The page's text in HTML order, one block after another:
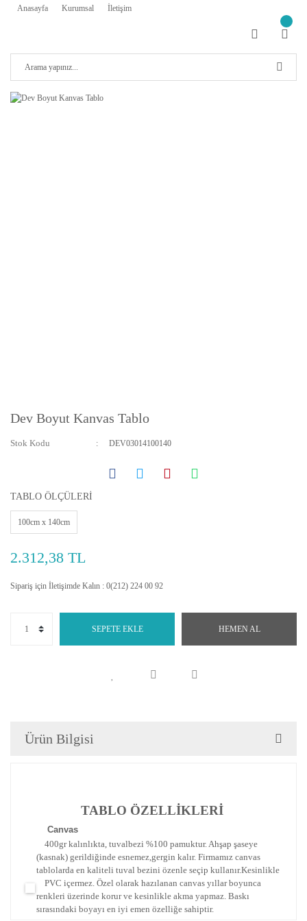
Anasayfa Kurumsal İletişim
Dev Boyut Kanvas Tablo
Stok Kodu DEV03014100140
TABLO ÖLÇÜLERİ
100cm x 140cm
2.312,38 TL
Sipariş için İletişimde Kalın : 0(212) 224 00 92
SEPETE EKLE HEMEN AL
Ürün Bilgisi
TABLO ÖZELLİKLERİ
Canvas
400gr kalınlıkta, tuvalbezi %100 pamuktur. Ahşap şaseye
(kasnak) gerildiğinde esnemez,gergin kalır. Firmamız canvas
tablolarda en kaliteli tuval bezini özenle seçip kullanır.Kesinlikle
PVC içermez. Özel olarak hazılanan canvas yıllar boyunca
renkleri üzerinde korur ve kesinlikle akma yapmaz. Baskı
sırasındaki boyayı en iyi emen özelliğe sahiptir.